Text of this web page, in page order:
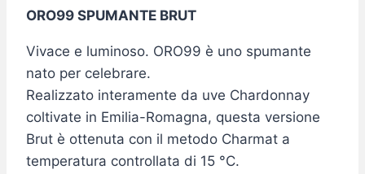
ORO99 SPUMANTE BRUT
Vivace e luminoso. ORO99 è uno spumante
nato per celebrare.
Realizzato interamente da uve Chardonnay
coltivate in Emilia-Romagna, questa versione
Brut è ottenuta con il metodo Charmat a
temperatura controllata di 15 °C.